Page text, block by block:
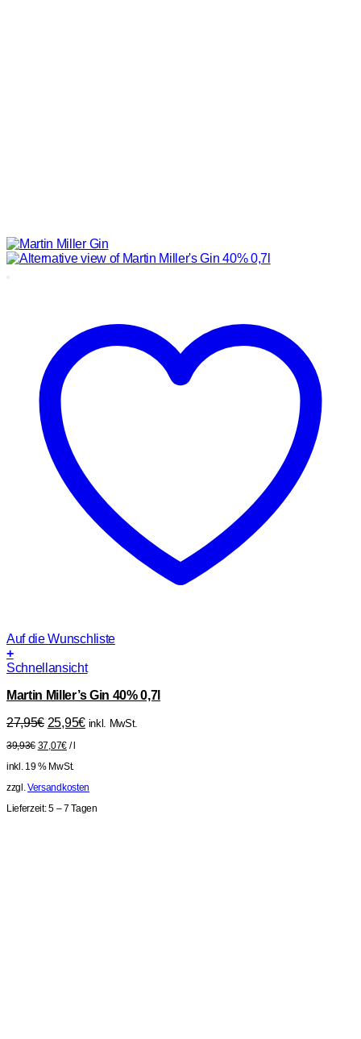
Auf die Wunschliste
+
Schnellansicht
Martin Miller’s Gin 40% 0,7l
27,95€ Ursprünglicher
war:
27,95€
25,95€Aktueller
inkl. MwSt.
39,93€ 37,07€/
inkl. 19 % MwSt.
zzgl.Versandkosten
Lieferzeit:5 – 7 Tagen